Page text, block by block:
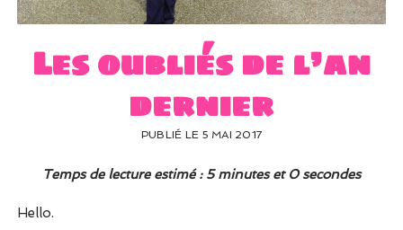
UN PEU DE DÉCO ?
UN SOUPÇON DE BRODERIE
Les oubliés de l’an
dernier
PUBLIÉ LE 5 MAI 2017
Temps de lecture estimé : 5 minutes et 0 secondes
Hello.